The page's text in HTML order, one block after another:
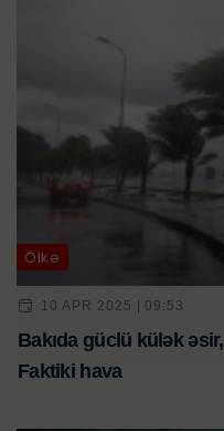
Ölkə
10 APR 2025 | 09:53
Bakıda güclü külək
Faktiki hava